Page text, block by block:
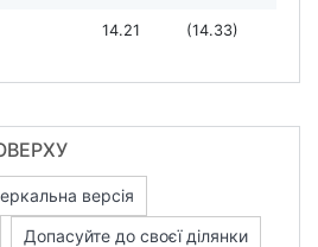
14.21 (14.33)
версія
Допасуйте до своєї ділянки